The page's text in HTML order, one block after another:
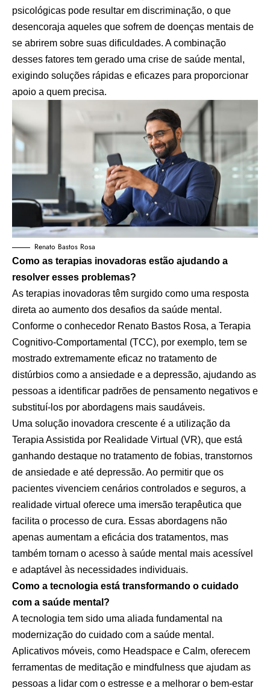
psicológicas pode resultar em discriminação, o que
desencoraja aqueles que sofrem de doenças mentais de
se abrirem sobre suas dificuldades. A combinação
desses fatores tem gerado uma crise de saúde mental,
exigindo soluções rápidas e eficazes para proporcionar
apoio a quem precisa.
Renato Bastos Rosa
Como as terapias inovadoras estão ajudando a
resolver esses problemas?
As terapias inovadoras têm surgido como uma resposta
direta ao aumento dos desafios da saúde mental.
Conforme o conhecedor Renato Bastos Rosa, a Terapia
Cognitivo-Comportamental (TCC), por exemplo, tem se
mostrado extremamente eficaz no tratamento de
distúrbios como a ansiedade e a depressão, ajudando as
pessoas a identificar padrões de pensamento negativos e
substituí-los por abordagens mais saudáveis.
Uma solução inovadora crescente é a utilização da
Terapia Assistida por Realidade Virtual (VR), que está
ganhando destaque no tratamento de fobias, transtornos
de ansiedade e até depressão. Ao permitir que os
pacientes vivenciem cenários controlados e seguros, a
realidade virtual oferece uma imersão terapêutica que
facilita o processo de cura. Essas abordagens não
apenas aumentam a eficácia dos tratamentos, mas
também tornam o acesso à saúde mental mais acessível
e adaptável às necessidades individuais.
Como a tecnologia está transformando o cuidado
com a saúde mental?
A tecnologia tem sido uma aliada fundamental na
modernização do cuidado com a saúde mental.
Aplicativos móveis, como Headspace e Calm, oferecem
ferramentas de meditação e mindfulness que ajudam as
pessoas a lidar com o estresse e a melhorar o bem-estar